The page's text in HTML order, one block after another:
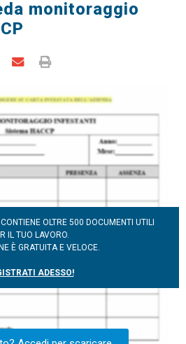
monitoraggio
OLTRE 500 DOCUMENTI UTILI
IL TUO LAVORO.
È GRATUITA E VELOCE.
ADESSO!